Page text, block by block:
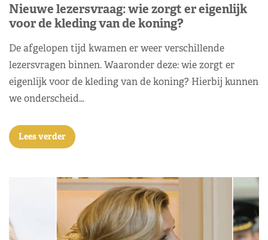
Nieuwe lezersvraag: wie zorgt er eigenlijk
voor de kleding van de koning?
De afgelopen tijd kwamen er weer verschillende
lezersvragen binnen. Waaronder deze: wie zorgt er
eigenlijk voor de kleding van de koning? Hierbij kunnen
we onderscheid…
Lees verder